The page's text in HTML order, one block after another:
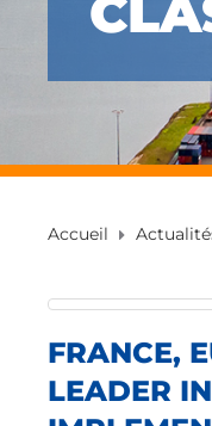
Accueil
FRANCE,
LEADER